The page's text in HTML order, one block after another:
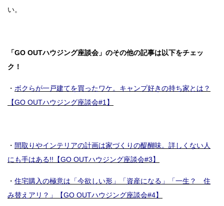
い。
「GO OUTハウジング座談会」のその他の記事は以下をチェッ
ク！
・ ボクらが一戸建てを買ったワケ。キャンプ好きの持ち家とは？
【GO OUTハウジング座談会#1】
・ 間取りやインテリアの計画は家づくりの醍醐味。詳しくない人
にも手はある!!【GO OUTハウジング座談会#3】
・ 住宅購入の極意は「今欲しい形」「資産になる」「一生？ 住
み替えアリ？」【GO OUTハウジング座談会#4】